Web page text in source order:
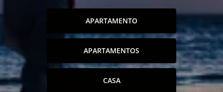
APARTAMENTO
APARTAMENTOS
CASA